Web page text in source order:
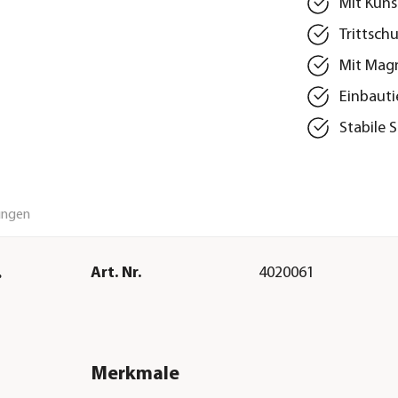
Mit
Mit
Stabile
Art. Nr. 4020061
Merkmale